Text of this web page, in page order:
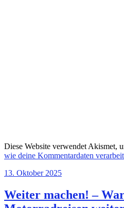
Diese Website verwendet Akismet,
wie deine Kommentardaten
13. Oktober 2025
Weiter machen! –